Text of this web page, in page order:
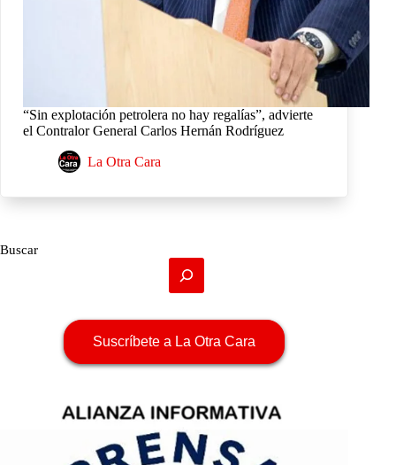
“Sin explotación petrolera no hay regalías”, advierte
el Contralor General Carlos Hernán Rodríguez
La Otra Cara
Buscar
Suscríbete a La Otra Cara